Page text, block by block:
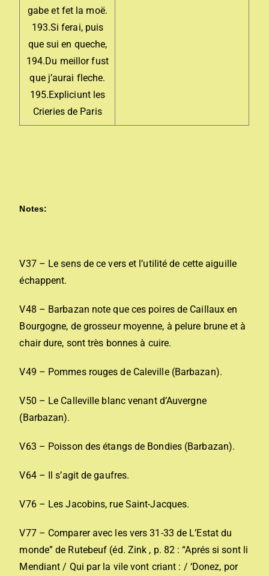
gabe et fet la moë.
193.Si ferai, puis
que sui en queche,
194.Du meillor fust
que j’aurai fleche.
195.Expliciunt les
Crieries de Paris
Notes:
V37 – Le sens de ce vers et l’utilité de cette aiguille
échappent.
V48 – Barbazan note que ces poires de Caillaux en
Bourgogne, de grosseur moyenne, à pelure brune et à
chair dure, sont très bonnes à cuire.
V49 – Pommes rouges de Caleville (Barbazan).
V50 – Le Calleville blanc venant d’Auvergne
(Barbazan).
V63 – Poisson des étangs de Bondies (Barbazan).
V64 – Il s’agit de gaufres.
V76 – Les Jacobins, rue Saint-Jacques.
V77 – Comparer avec les vers 31-33 de L’Estat du
monde” de Rutebeuf (éd. Zink , p. 82 : “Aprés si sont li
Mendiant / Qui par la vile vont criant : / ‘Donez, por